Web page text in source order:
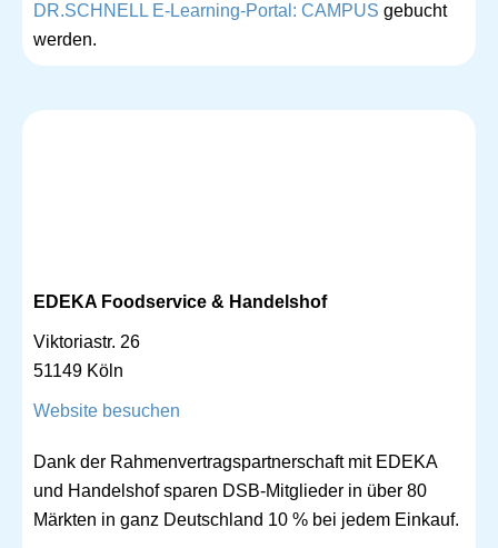
DR.SCHNELL E-Learning-Portal: CAMPUS gebucht
werden.
EDEKA Foodservice & Handelshof
Viktoriastr. 26
51149 Köln
Website besuchen
Dank der Rahmenvertragspartnerschaft mit EDEKA
und Handelshof sparen DSB-Mitglieder in über 80
Märkten in ganz Deutschland 10 % bei jedem Einkauf.